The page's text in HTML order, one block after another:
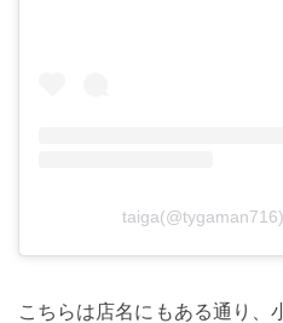
こちらは店名にもある通り、